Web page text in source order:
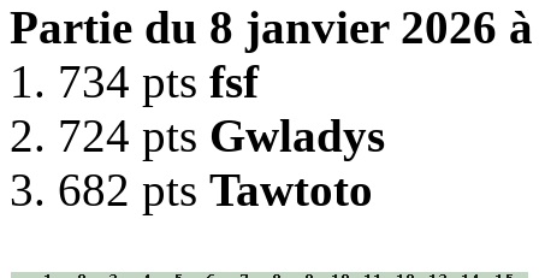
Partie du 8 janvier 2026
1. 734 pts fsf
2. 724 pts Gwladys
3. 682 pts Tawtoto